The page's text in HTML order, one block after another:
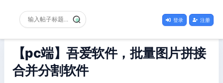
登录 注册
【pc端】吾爱软件，批量图片拼接
合并分割软件